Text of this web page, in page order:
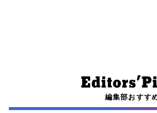
編集部おすす